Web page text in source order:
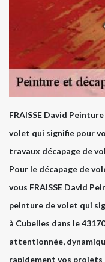
FRAISSE David
volet qui signifie pour
travaux décapage de
Pour le décapage de
vous FRAISSE David
peinture de volet qui
à Cubelles dans le
attentionnée,
rapidement vos projets